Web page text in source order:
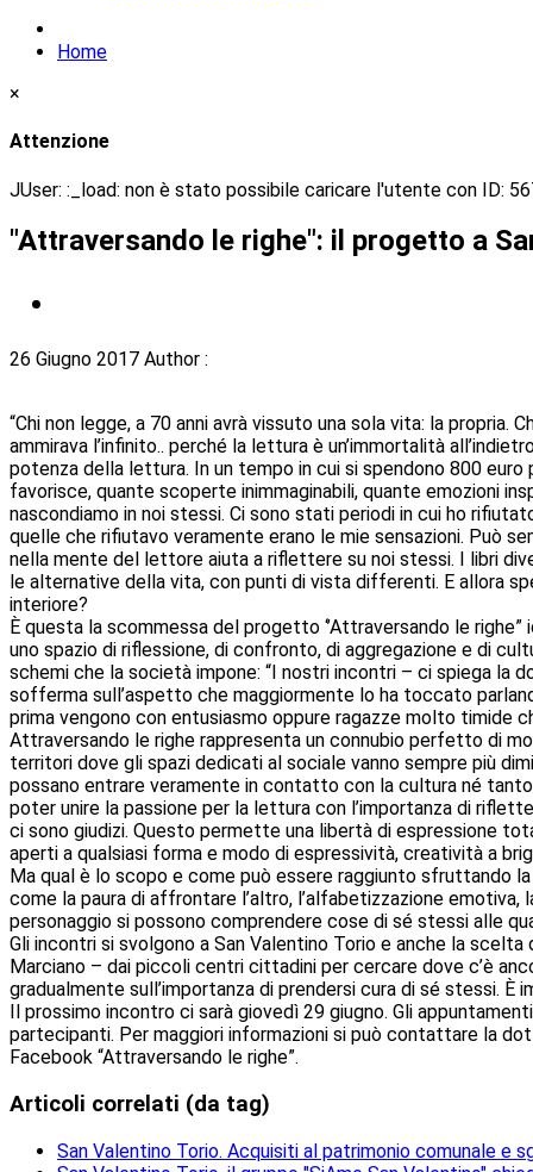
Home
×
Attenzione
JUser: :_load: non è stato possibile caricare l'utente con ID:
"Attraversando le righe": il progetto a
26 Giugno 2017 Author :
“Chi non legge, a 70 anni avrà vissuto una sola vita: la propria.
ammirava l’infinito.. perché la lettura è un’immortalità
potenza della lettura. In un tempo in cui si spendono 800 euro
favorisce, quante scoperte inimmaginabili, quante emozioni
nascondiamo in noi stessi. Ci sono stati periodi in cui ho
quelle che rifiutavo veramente erano le mie sensazioni. Può
nella mente del lettore aiuta a riflettere su noi stessi. I libri
le alternative della vita, con punti di vista differenti. E allora
interiore?
È questa la scommessa del progetto ‘’Attraversando le
uno spazio di riflessione, di confronto, di aggregazione e di
schemi che la società impone: “I nostri incontri – ci spiega la
sofferma sull’aspetto che maggiormente lo ha toccato
prima vengono con entusiasmo oppure ragazze molto timide
Attraversando le righe rappresenta un connubio perfetto di
territori dove gli spazi dedicati al sociale vanno sempre più
possano entrare veramente in contatto con la cultura né
poter unire la passione per la lettura con l’importanza di
ci sono giudizi. Questo permette una libertà di espressione
aperti a qualsiasi forma e modo di espressività, creatività a
Ma qual è lo scopo e come può essere raggiunto sfruttando
come la paura di affrontare l’altro, l’alfabetizzazione
personaggio si possono comprendere cose di sé stessi alle
Gli incontri si svolgono a San Valentino Torio e anche la
Marciano – dai piccoli centri cittadini per cercare dove c’è
gradualmente sull’importanza di prendersi cura di sé stessi.
Il prossimo incontro ci sarà giovedì 29 giugno. Gli
partecipanti. Per maggiori informazioni si può contattare la
Facebook “Attraversando le righe”.
Articoli correlati (da tag)
San Valentino Torio. Acquisiti al patrimonio comunale e